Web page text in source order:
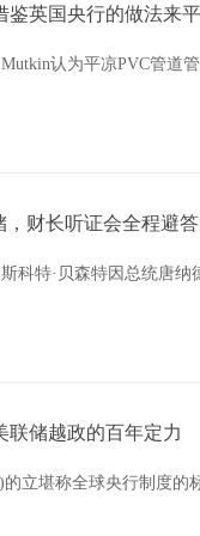
鉴英国央行的做法来
认为平凉PVC管
，财长听证会全程避答
特·贝森特因总统唐
联储越政的百年定力
立堪称全球央行制度的